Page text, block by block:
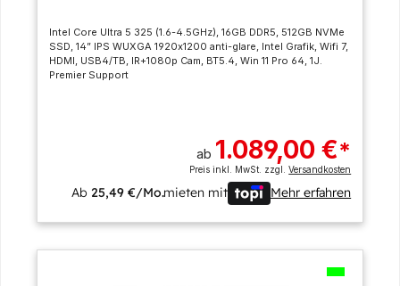
Intel Core Ultra 5 325 (1.6-4.5GHz), 16GB DDR5, 512GB NVMe
SSD, 14” IPS WUXGA 1920x1200 anti-glare, Intel Grafik, Wifi 7,
HDMI, USB4/TB, IR+1080p Cam, BT5.4, Win 11 Pro 64, 1J.
Premier Support
ab 1.089,00 €*
Preis inkl. MwSt. zzgl.Versandkosten
Ab25,49 €/Mo.mieten mit Mehr erfahren